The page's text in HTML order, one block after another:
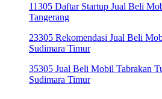
11305 Daftar Startup Jual Beli
Tangerang
23305 Rekomendasi Jual Beli
Sudimara Timur
35305 Jual Beli Mobil Tabrakan
Sudimara Timur